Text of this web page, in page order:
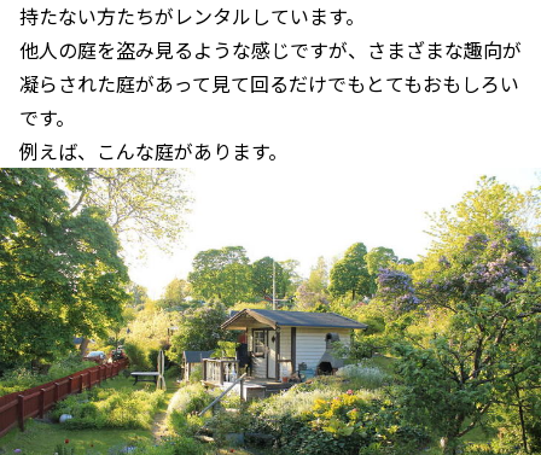
持たない方たちがレンタルしています。
他人の庭を盗み見るような感じですが、さまざまな趣向が
凝らされた庭があって見て回るだけでもとてもおもしろい
です。
例えば、こんな庭があります。